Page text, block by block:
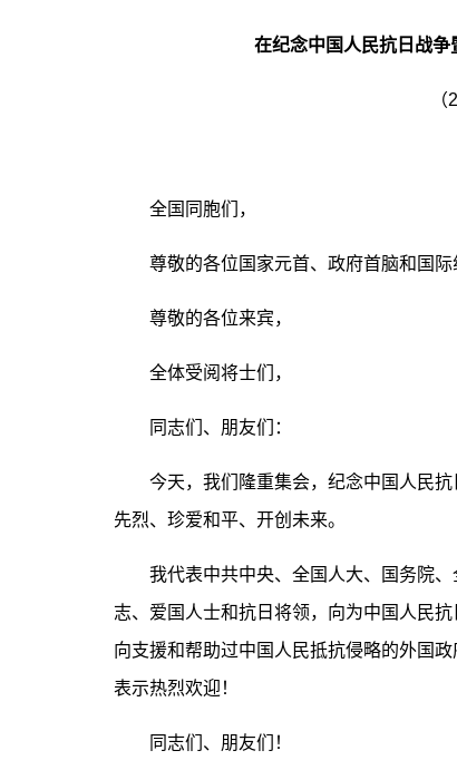
在纪念中国人民抗日战
全国同胞们，
尊敬的各位国家元首、政府首脑和国际
尊敬的各位来宾，
全体受阅将士们，
同志们、朋友们：
今天，我们隆重集会，纪念中国人民抗
先烈、珍爱和平、开创未来。
我代表中共中央、全国人大、国务院、
志、爱国人士和抗日将领，向为中国人民
向支援和帮助过中国人民抵抗侵略的外国
表示热烈欢迎！
同志们、朋友们！